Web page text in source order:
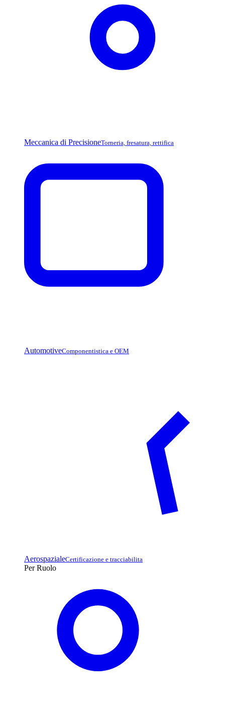
Meccanica di PrecisioneTorneria, fresatura, rettifica
AutomotiveComponentistica e OEM
AerospazialeCertificazione e tracciabilita
Per Ruolo